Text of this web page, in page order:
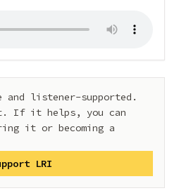
listener-supported.
If it helps, you can
it or becoming a
LRI